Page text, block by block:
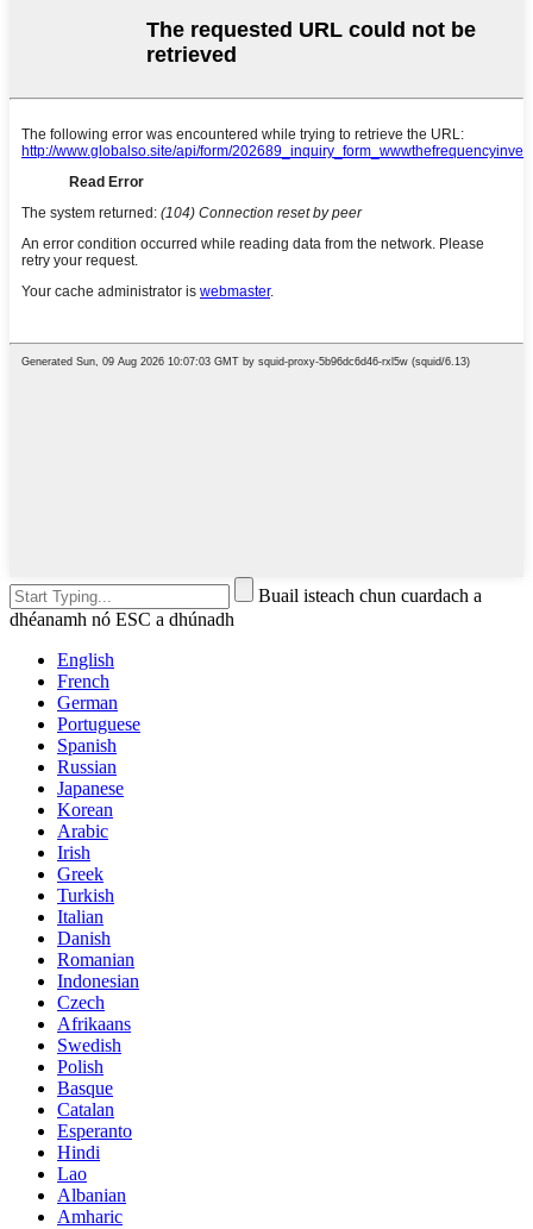
Buail isteach chun cuardach a
dhéanamh nó ESC a dhúnadh
English
French
German
Portuguese
Spanish
Russian
Japanese
Korean
Arabic
Irish
Greek
Turkish
Italian
Danish
Romanian
Indonesian
Czech
Afrikaans
Swedish
Polish
Basque
Catalan
Esperanto
Hindi
Lao
Albanian
Amharic